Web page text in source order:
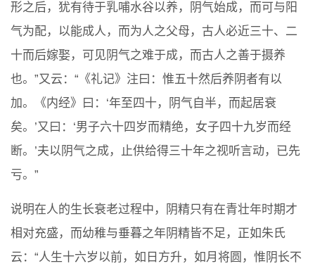
形之后，犹有待于乳哺水谷以养，阴气始成，而可与阳
气为配，以能成人，而为人之父母，古人必近三十、二
十而后嫁娶，可见阴气之难于成，而古人之善于摄养
也。”又云：“《礼记》注曰：惟五十然后养阴者有以
加。《内经》曰：‘年至四十，阴气自半，而起居衰
矣。’又曰：‘男子六十四岁而精绝，女子四十九岁而经
断。’夫以阴气之成，止供给得三十年之视听言动，已先
亏。”
说明在人的生长衰老过程中，阴精只有在青壮年时期才
相对充盛，而幼稚与垂暮之年阴精皆不足，正如朱氏
云：“人生十六岁以前，如日方升，如月将圆，惟阴长不